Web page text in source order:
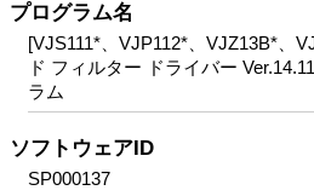
プログラム名
[VJS111*、VJP112*、VJZ13B*、
ド フィルター ドライバー
ラム
ソフトウェアID
SP000137